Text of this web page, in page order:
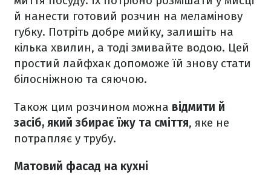
й нанести готовий розчин на меламінову
губку. Потріть добре мийку, залишіть на
кілька хвилин, а тоді змивайте водою. Цей
простий лайфхак допоможе їй знову стати
білосніжною та сяючою.
Також цим розчином можна відмити й
засіб, який збирає їжу та сміття, яке не
потрапляє у трубу.
Матовий фасад на кухні